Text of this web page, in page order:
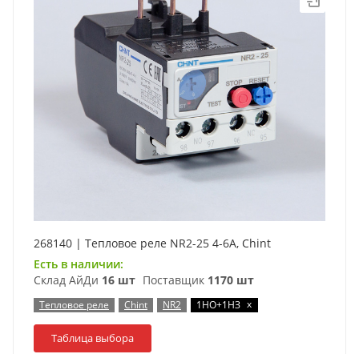
268140 | Тепловое реле NR2-25 4-6А, Chint
Есть в наличии:
Склад АйДи 16 шт Поставщик 1170 шт
Тепловое реле Chint NR2 1НО+1НЗ x
Таблица выбора